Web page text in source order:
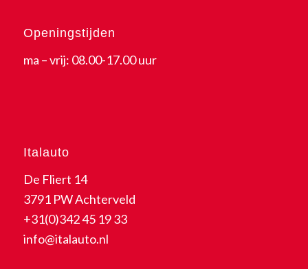
Openingstijden
ma – vrij: 08.00-17.00 uur
Italauto
De Fliert 14
3791 PW Achterveld
+31(0)342 45 19 33
info@italauto.nl